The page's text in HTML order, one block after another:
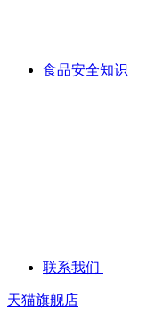
食品安全知识
联系我们
天猫旗舰店